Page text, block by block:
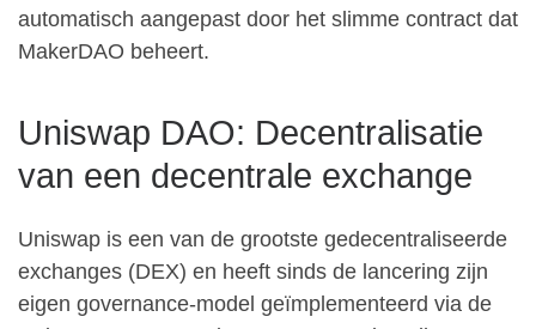
automatisch aangepast door het slimme contract dat
MakerDAO beheert.
Uniswap DAO: Decentralisatie
van een decentrale exchange
Uniswap is een van de grootste gedecentraliseerde
exchanges (DEX) en heeft sinds de lancering zijn
eigen governance-model geïmplementeerd via de